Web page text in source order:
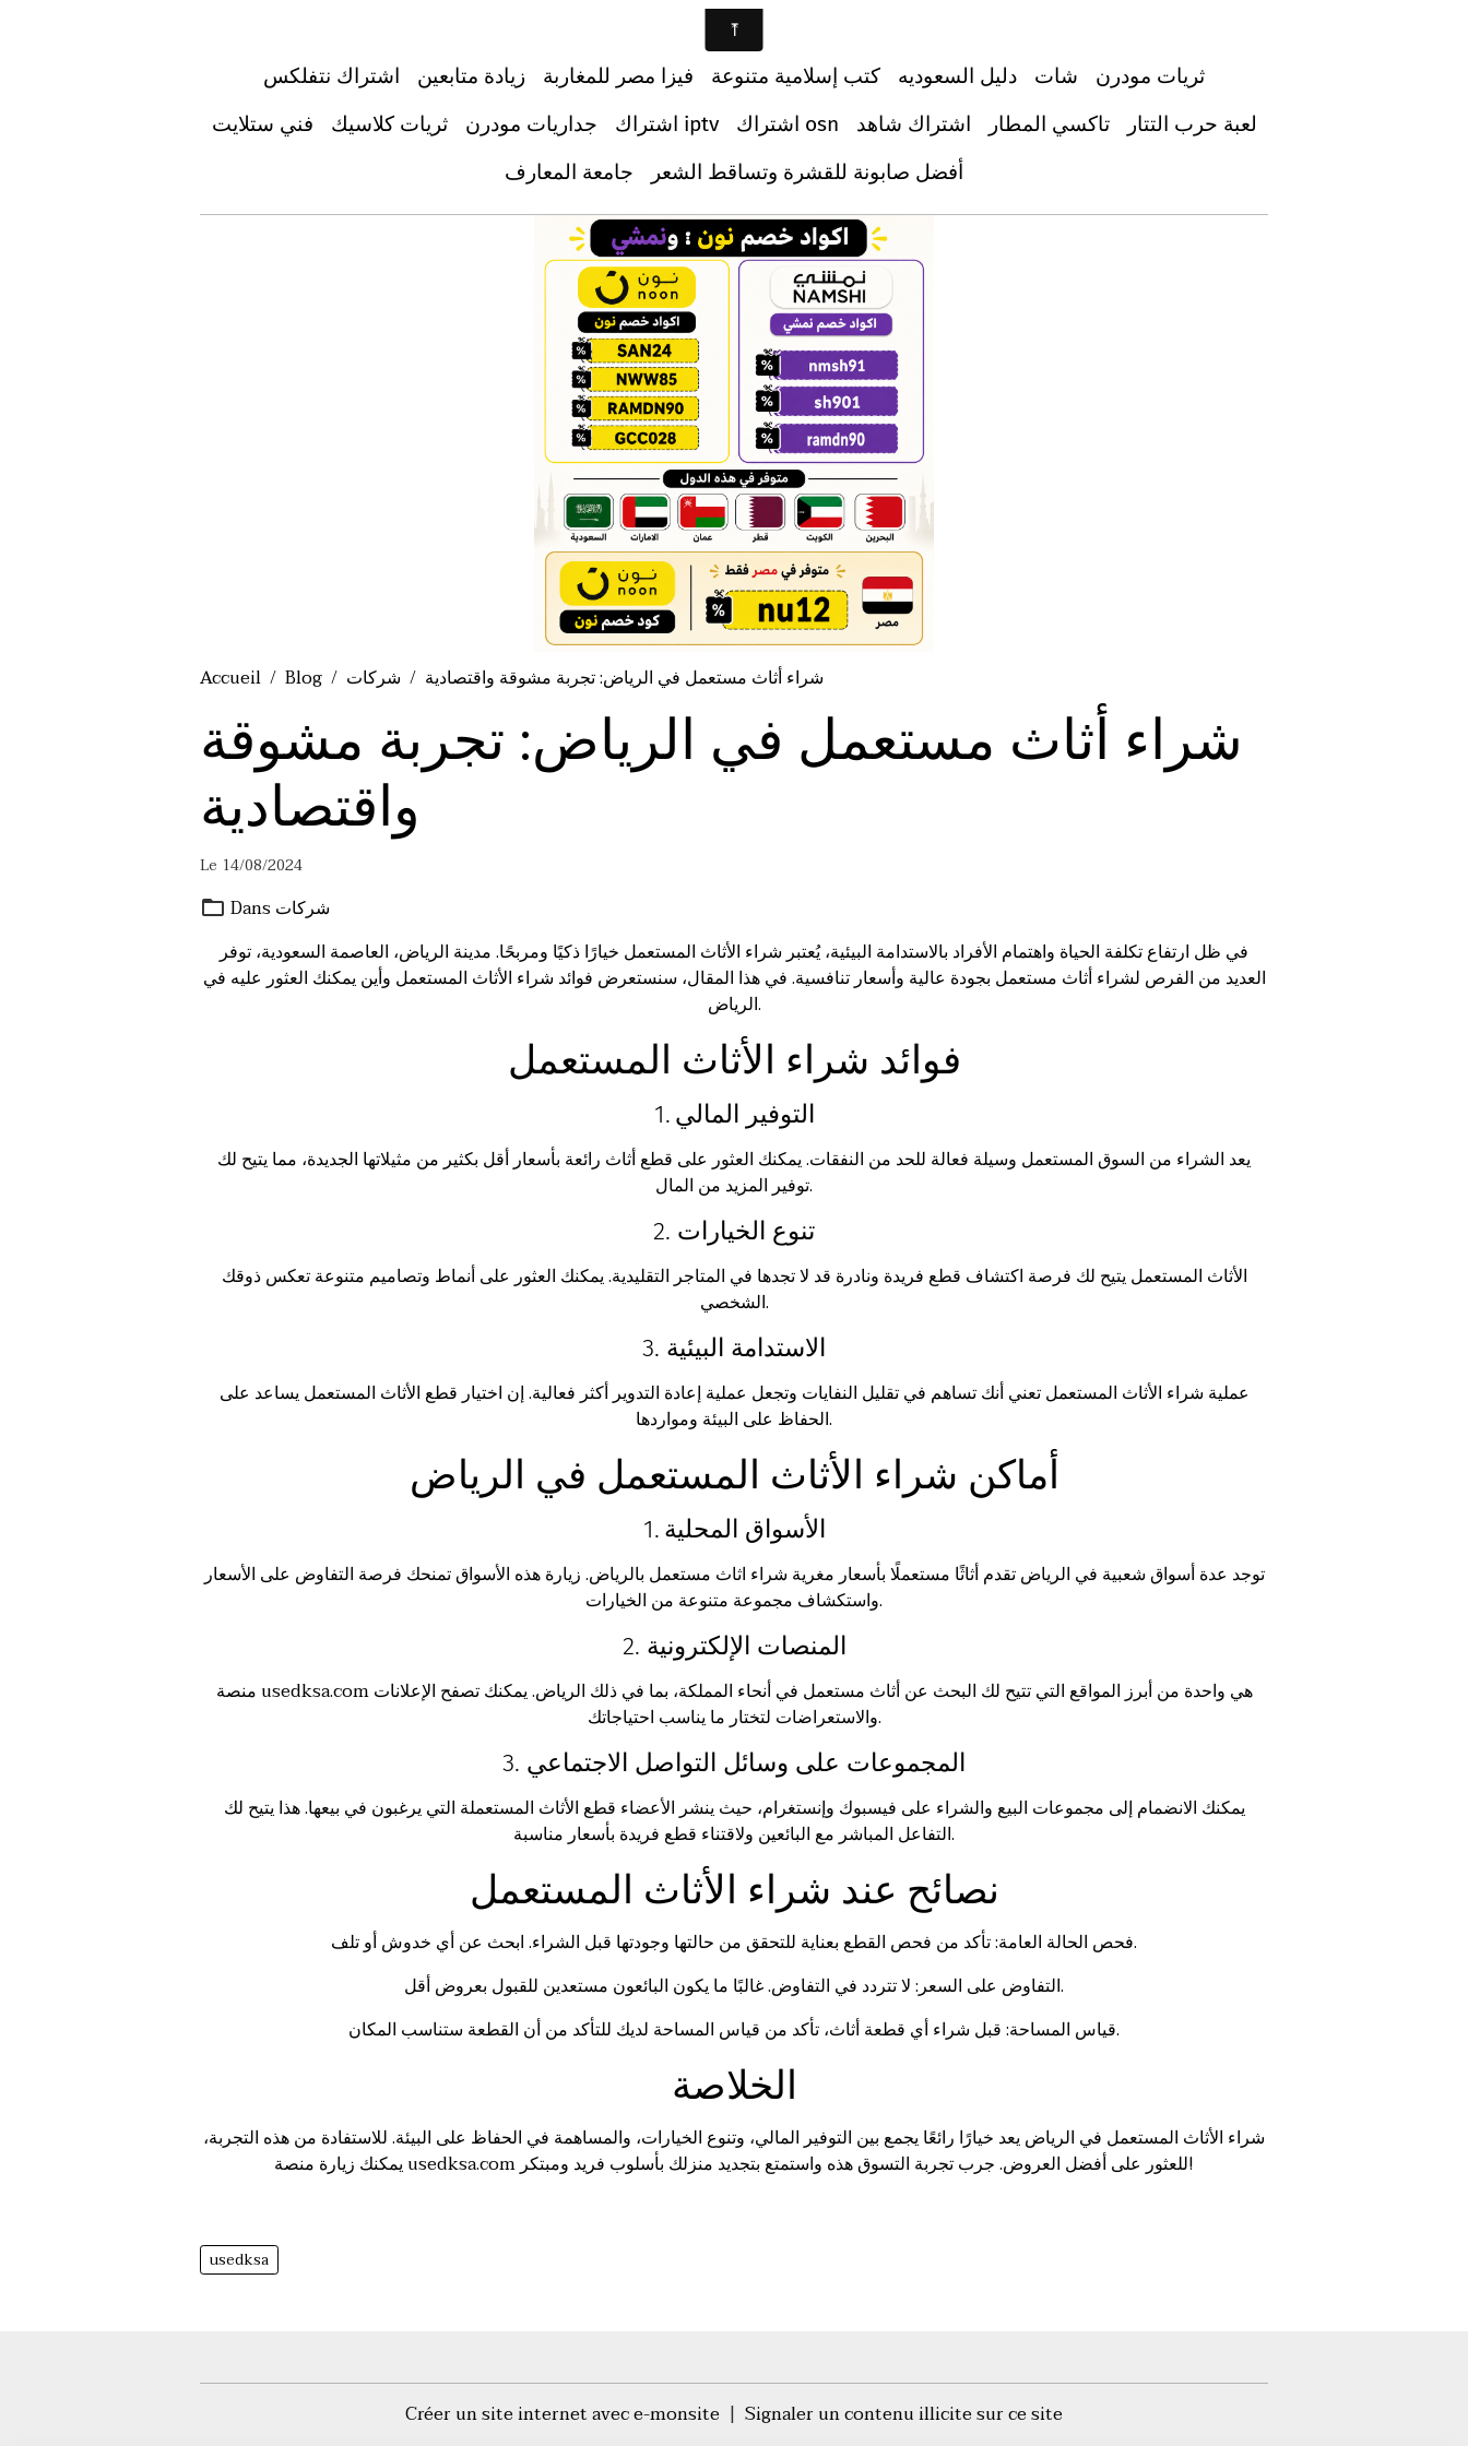
اشتراك نتفلكس زيادة متابعين فيزا مصر للمغاربة كتب إسلامية متنوعة دليل السعوديه شات
ثريات مودرن
فني ستلايت
ثريات كلاسيك جداريات مودرن اشتراك iptv اشتراك osn اشتراك شاهد تاكسي المطار
لعبة حرب التتار
جامعة المعارف
أفضل صابونة للقشرة وتساقط الشعر
Accueil Blog شركات شراء أثاث مستعمل في الرياض: تجربة مشوقة واقتصادية
شراء أثاث مستعمل في الرياض: تجربة مشوقة
واقتصادية
Le 14/08/2024
Dans شركات
في ظل ارتفاع تكلفة الحياة واهتمام الأفراد بالاستدامة البيئية، يُعتبر شراء الأثاث المستعمل خيارًا ذكيًا ومربحًا. مدينة الرياض، العاصمة السعودية، توفر
العديد من الفرص لشراء أثاث مستعمل بجودة عالية وأسعار تنافسية. في هذا المقال، سنستعرض فوائد شراء الأثاث المستعمل وأين يمكنك العثور عليه في
الرياض.
فوائد شراء الأثاث المستعمل
1. التوفير المالي
يعد الشراء من السوق المستعمل وسيلة فعالة للحد من النفقات. يمكنك العثور على قطع أثاث رائعة بأسعار أقل بكثير من مثيلاتها الجديدة، مما يتيح لك
توفير المزيد من المال.
2. تنوع الخيارات
الأثاث المستعمل يتيح لك فرصة اكتشاف قطع فريدة ونادرة قد لا تجدها في المتاجر التقليدية. يمكنك العثور على أنماط وتصاميم متنوعة تعكس ذوقك
الشخصي.
3. الاستدامة البيئية
عملية شراء الأثاث المستعمل تعني أنك تساهم في تقليل النفايات وتجعل عملية إعادة التدوير أكثر فعالية. إن اختيار قطع الأثاث المستعمل يساعد على
الحفاظ على البيئة ومواردها.
أماكن شراء الأثاث المستعمل في الرياض
1. الأسواق المحلية
توجد عدة أسواق شعبية في الرياض تقدم أثاثًا مستعملًا بأسعار مغرية شراء اثاث مستعمل بالرياض. زيارة هذه الأسواق تمنحك فرصة التفاوض على الأسعار
واستكشاف مجموعة متنوعة من الخيارات.
2. المنصات الإلكترونية
usedksa.comهي واحدة من أبرز المواقع التي تتيح لك البحث عن أثاث مستعمل في أنحاء المملكة، بما في ذلك الرياض. يمكنك تصفح الإعلانات
والاستعراضات لتختار ما يناسب احتياجاتك.
3. المجموعات على وسائل التواصل الاجتماعي
يمكنك الانضمام إلى مجموعات البيع والشراء على فيسبوك وإنستغرام، حيث ينشر الأعضاء قطع الأثاث المستعملة التي يرغبون في بيعها. هذا يتيح لك
التفاعل المباشر مع البائعين ولاقتناء قطع فريدة بأسعار مناسبة.
نصائح عند شراء الأثاث المستعمل
فحص الحالة العامة: تأكد من فحص القطع بعناية للتحقق من حالتها وجودتها قبل الشراء. ابحث عن أي خدوش أو تلف.
التفاوض على السعر: لا تتردد في التفاوض. غالبًا ما يكون البائعون مستعدين للقبول بعروض أقل.
قياس المساحة: قبل شراء أي قطعة أثاث، تأكد من قياس المساحة لديك للتأكد من أن القطعة ستناسب المكان.
الخلاصة
شراء الأثاث المستعمل في الرياض يعد خيارًا رائعًا يجمع بين التوفير المالي، وتنوع الخيارات، والمساهمة في الحفاظ على البيئة. للاستفادة من هذه التجربة،
usedksa.com للعثور على أفضل العروض. جرب تجربة التسوق هذه واستمتع بتجديد منزلك بأسلوب فريد ومبتكر!
usedksa
Créer un site internet avec e-monsite Signaler un contenu illicite sur ce site